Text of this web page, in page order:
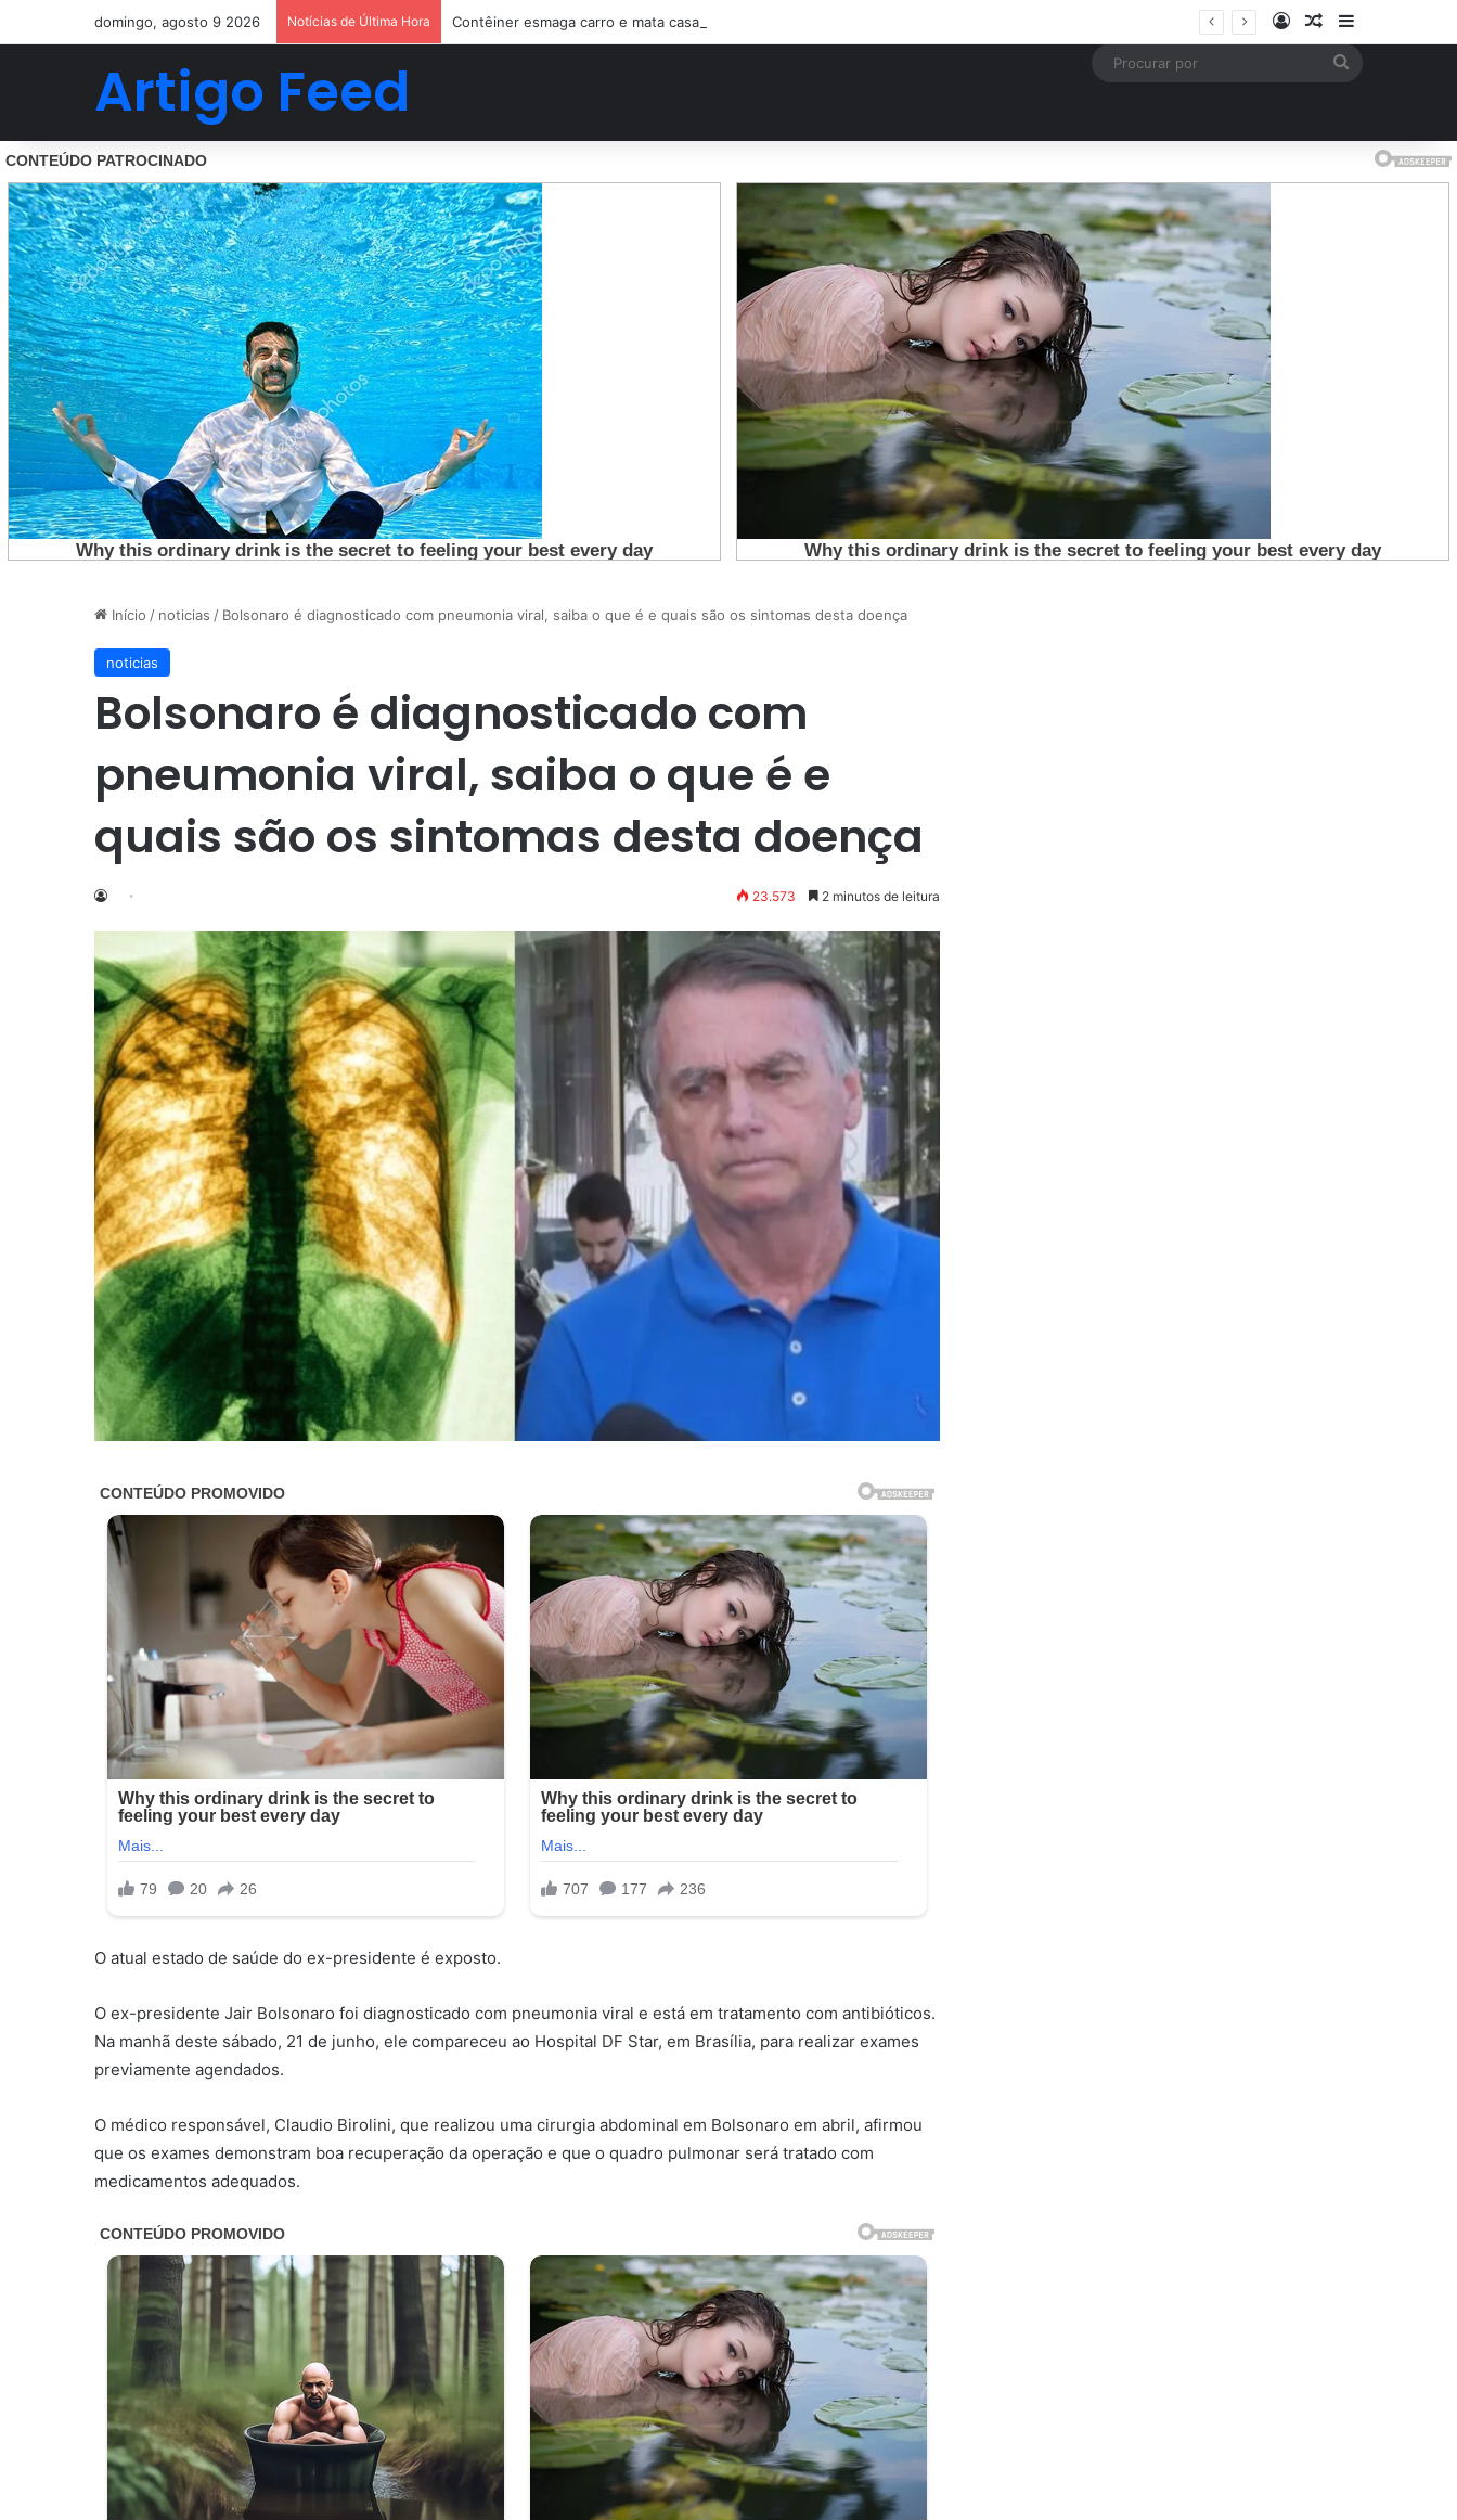
domingo, agosto 9 2026 Notícias de Última Hora Contêiner esmaga carro e mata casal na BR-470; filho sobreviveu…Ver mais EntrarArtigo aleatório
Barra Lateral
Artigo Feed
Início / noticias / Bolsonaro é diagnosticado com pneumonia viral, saiba o que é e quais são os sintomas desta doença
noticias
Bolsonaro é diagnosticado com
pneumonia viral, saiba o que é e
quais são os sintomas desta doença
23.573 2 minutos de leitura
O atual estado de saúde do ex-presidente é exposto.
O ex-presidente Jair Bolsonaro foi diagnosticado com pneumonia viral e está em tratamento com antibióticos.
Na manhã deste sábado, 21 de junho, ele compareceu ao Hospital DF Star, em Brasília, para realizar exames
previamente agendados.
O médico responsável, Claudio Birolini, que realizou uma cirurgia abdominal em Bolsonaro em abril, afirmou
que os exames demonstram boa recuperação da operação e que o quadro pulmonar será tratado com
medicamentos adequados.